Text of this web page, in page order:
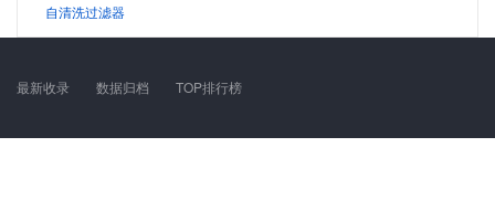
自清洗过滤器
最新收录 数据归档 TOP排行榜